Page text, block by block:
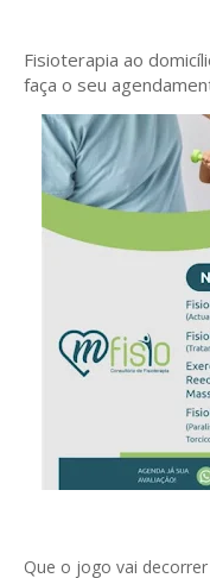
Fisioterapia ao
faça o seu
Que o jogo vai